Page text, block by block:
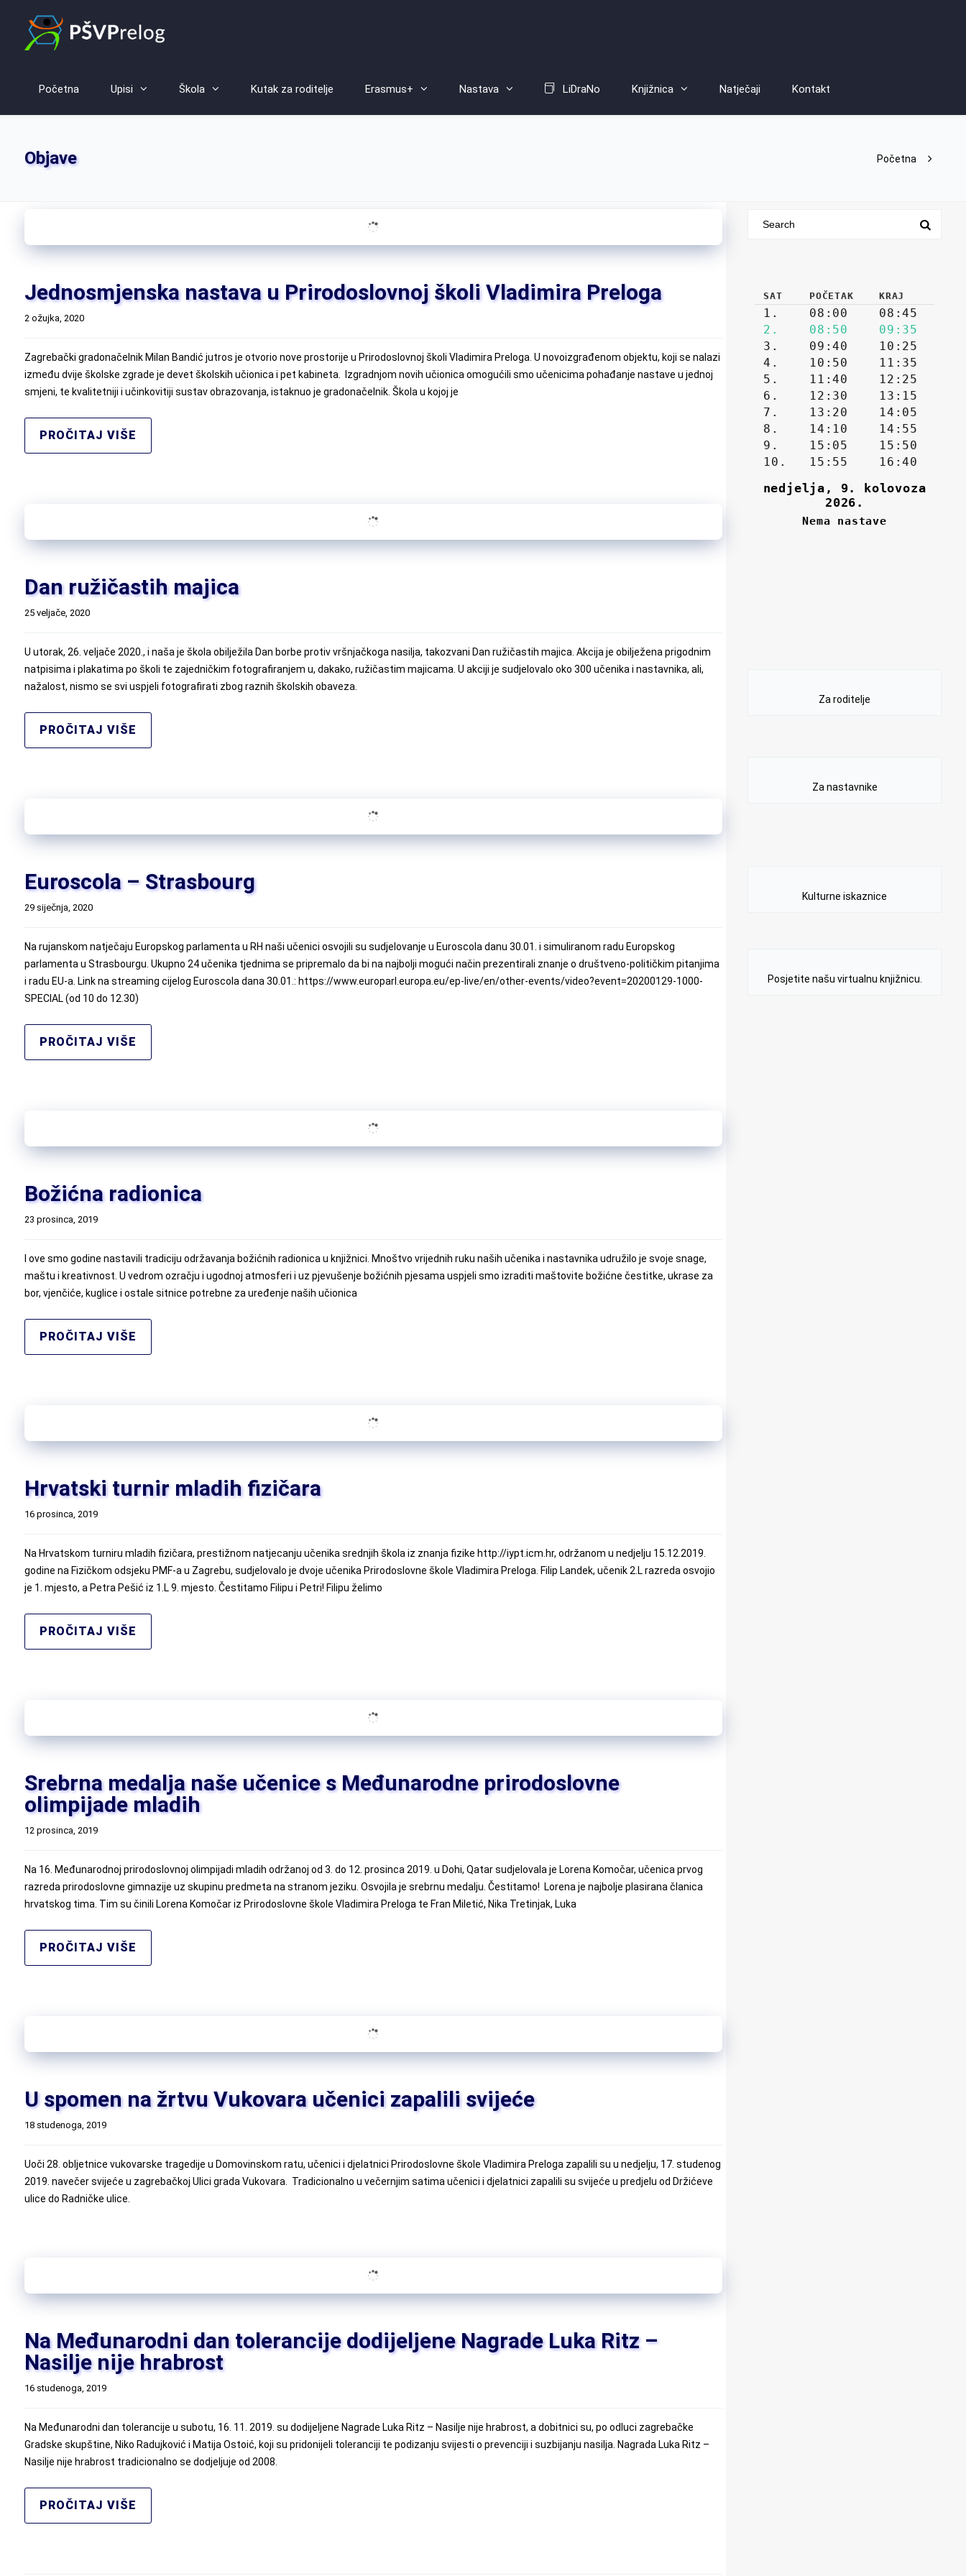
Početna Upisi Škola Kutak za roditelje Erasmus+ Nastava LiDraNo Knjižnica Natječaji Kontakt
Objave Početna
Jednosmjenska nastava u Prirodoslovnoj školi Vladimira Preloga
2 ožujka, 2020
Zagrebački gradonačelnik Milan Bandić jutros je otvorio nove prostorije u Prirodoslovnoj školi Vladimira Preloga. U novoizgrađenom objektu, koji se nalazi
između dvije školske zgrade je devet školskih učionica i pet kabineta. Izgradnjom novih učionica omogućili smo učenicima pohađanje nastave u jednoj
smjeni, te kvalitetniji i učinkovitiji sustav obrazovanja, istaknuo je gradonačelnik. Škola u kojoj je
PROČITAJ VIŠE
Dan ružičastih majica
25 veljače, 2020
U utorak, 26. veljače 2020., i naša je škola obilježila Dan borbe protiv vršnjačkoga nasilja, takozvani Dan ružičastih majica. Akcija je obilježena prigodnim
natpisima i plakatima po školi te zajedničkim fotografiranjem u, dakako, ružičastim majicama. U akciji je sudjelovalo oko 300 učenika i nastavnika, ali,
nažalost, nismo se svi uspjeli fotografirati zbog raznih školskih obaveza.
PROČITAJ VIŠE
Euroscola – Strasbourg
29 siječnja, 2020
Na rujanskom natječaju Europskog parlamenta u RH naši učenici osvojili su sudjelovanje u Euroscola danu 30.01. i simuliranom radu Europskog
parlamenta u Strasbourgu. Ukupno 24 učenika tjednima se pripremalo da bi na najbolji mogući način prezentirali znanje o društveno-političkim pitanjima
i radu EU-a. Link na streaming cijelog Euroscola dana 30.01.: https://www.europarl.europa.eu/ep-live/en/other-events/video?event=20200129-1000-
SPECIAL (od 10 do 12.30)
PROČITAJ VIŠE
Božićna radionica
23 prosinca, 2019
I ove smo godine nastavili tradiciju održavanja božićnih radionica u knjižnici. Mnoštvo vrijednih ruku naših učenika i nastavnika udružilo je svoje snage,
maštu i kreativnost. U vedrom ozračju i ugodnoj atmosferi i uz pjevušenje božićnih pjesama uspjeli smo izraditi maštovite božićne čestitke, ukrase za
bor, vjenčiće, kuglice i ostale sitnice potrebne za uređenje naših učionica
PROČITAJ VIŠE
Hrvatski turnir mladih fizičara
16 prosinca, 2019
Na Hrvatskom turniru mladih fizičara, prestižnom natjecanju učenika srednjih škola iz znanja fizike http://iypt.icm.hr, održanom u nedjelju 15.12.2019.
godine na Fizičkom odsjeku PMF-a u Zagrebu, sudjelovalo je dvoje učenika Prirodoslovne škole Vladimira Preloga. Filip Landek, učenik 2.L razreda osvojio
je 1. mjesto, a Petra Pešić iz 1.L 9. mjesto. Čestitamo Filipu i Petri! Filipu želimo
PROČITAJ VIŠE
Srebrna medalja naše učenice s Međunarodne prirodoslovne
olimpijade mladih
12 prosinca, 2019
Na 16. Međunarodnoj prirodoslovnoj olimpijadi mladih održanoj od 3. do 12. prosinca 2019. u Dohi, Qatar sudjelovala je Lorena Komočar, učenica prvog
razreda prirodoslovne gimnazije uz skupinu predmeta na stranom jeziku. Osvojila je srebrnu medalju. Čestitamo! Lorena je najbolje plasirana članica
hrvatskog tima. Tim su činili Lorena Komočar iz Prirodoslovne škole Vladimira Preloga te Fran Miletić, Nika Tretinjak, Luka
PROČITAJ VIŠE
U spomen na žrtvu Vukovara učenici zapalili svijeće
18 studenoga, 2019
Uoči 28. obljetnice vukovarske tragedije u Domovinskom ratu, učenici i djelatnici Prirodoslovne škole Vladimira Preloga zapalili su u nedjelju, 17. studenog
2019. navečer svijeće u zagrebačkoj Ulici grada Vukovara. Tradicionalno u večernjim satima učenici i djelatnici zapalili su svijeće u predjelu od Držićeve
ulice do Radničke ulice.
Na Međunarodni dan tolerancije dodijeljene Nagrade Luka Ritz –
Nasilje nije hrabrost
16 studenoga, 2019
Na Međunarodni dan tolerancije u subotu, 16. 11. 2019. su dodijeljene Nagrade Luka Ritz – Nasilje nije hrabrost, a dobitnici su, po odluci zagrebačke
Gradske skupštine, Niko Radujković i Matija Ostoić, koji su pridonijeli toleranciji te podizanju svijesti o prevenciji i suzbijanju nasilja. Nagrada Luka Ritz –
Nasilje nije hrabrost tradicionalno se dodjeljuje od 2008.
PROČITAJ VIŠE
Za roditelje
Za nastavnike
Kulturne iskaznice
Posjetite našu virtualnu knjižnicu.